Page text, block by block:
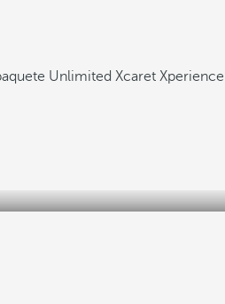
Unlimited Xcaret Xperience